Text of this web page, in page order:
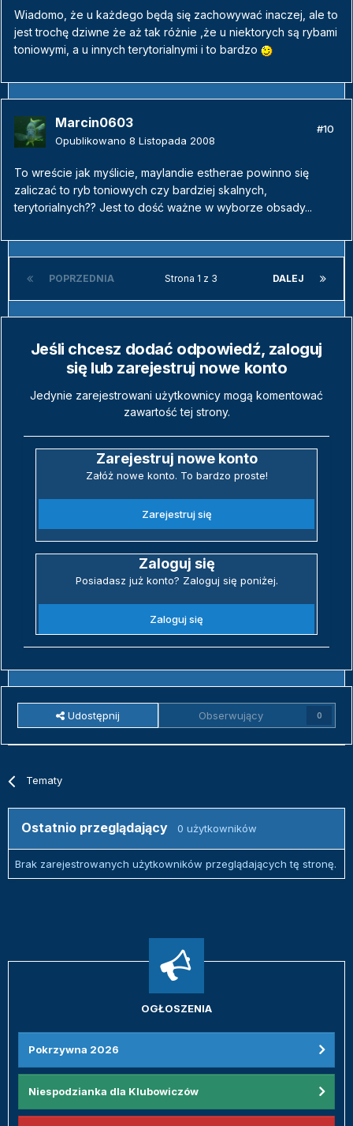
Wiadomo, że u każdego będą się zachowywać inaczej, ale to
jest trochę dziwne że aż tak różnie ,że u niektorych są rybami
toniowymi, a u innych terytorialnymi i to bardzo
Marcin0603
Opublikowano 8 Listopada 2008
#10
To wreście jak myślicie, maylandie estherae powinno się
zaliczać to ryb toniowych czy bardziej skalnych,
terytorialnych?? Jest to dość ważne w wyborze obsady...
POPRZEDNIA DALEJ
Strona 1 z 3
Jeśli chcesz dodać odpowiedź, zaloguj
się lub zarejestruj nowe konto
Jedynie zarejestrowani użytkownicy mogą komentować
zawartość tej strony.
Zarejestruj nowe konto
Załóż nowe konto. To bardzo proste!
Zarejestruj się
Zaloguj się
Posiadasz już konto? Zaloguj się poniżej.
Zaloguj się
Udostępnij Obserwujący 0
Tematy
Ostatnio przeglądający 0 użytkowników
Brak zarejestrowanych użytkowników przeglądających tę stronę.
OGŁOSZENIA
Pokrzywna 2026
Niespodzianka dla Klubowiczów